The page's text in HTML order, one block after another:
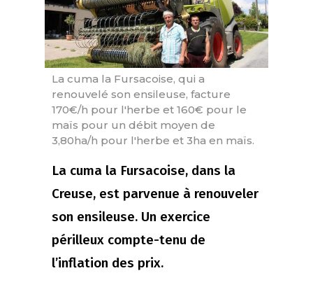
La cuma la Fursacoise, qui a
renouvelé son ensileuse, facture
170€/h pour l'herbe et 160€ pour le
maïs pour un débit moyen de
3,80ha/h pour l'herbe et 3ha en maïs.
La cuma la Fursacoise, dans la
Creuse, est parvenue à renouveler
son ensileuse. Un exercice
périlleux compte-tenu de
l’inflation des prix.